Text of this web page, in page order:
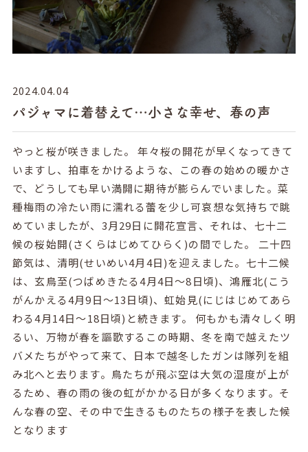
2024.04.04
パジャマに着替えて…小さな幸せ、春の声
やっと桜が咲きました。 年々桜の開花が早くなってきて
いますし、拍車をかけるような、この春の始めの暖かさ
で、どうしても早い満開に期待が膨らんでいました。菜
種梅雨の冷たい雨に濡れる蕾を少し可哀想な気持ちで眺
めていましたが、3月29日に開花宣言、それは、七十二
候の桜始開(さくらはじめてひらく)の間でした。 二十四
節気は、清明(せいめい4月4日)を迎えました。七十二候
は、玄鳥至(つばめきたる4月4日～8日頃)、鴻雁北(こう
がんかえる4月9日～13日頃)、虹始見(にじはじめてあら
わる4月14日～18日頃)と続きます。 何もかも清々しく明
るい、万物が春を謳歌するこの時期、冬を南で越えたツ
バメたちがやって来て、日本で越冬したガンは隊列を組
み北へと去ります。鳥たちが飛ぶ空は大気の湿度が上が
るため、春の雨の後の虹がかかる日が多くなります。そ
んな春の空、その中で生きるものたちの様子を表した候
となります